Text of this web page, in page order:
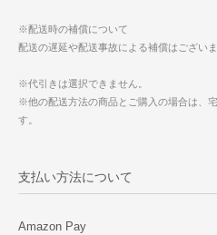
※配送時の補償について
配送の遅延や配送事故による補償はござい
※代引きは選択できません。
※他の配送方法の商品とご購入の場合は、
す。
支払い方法について
Amazon Pay